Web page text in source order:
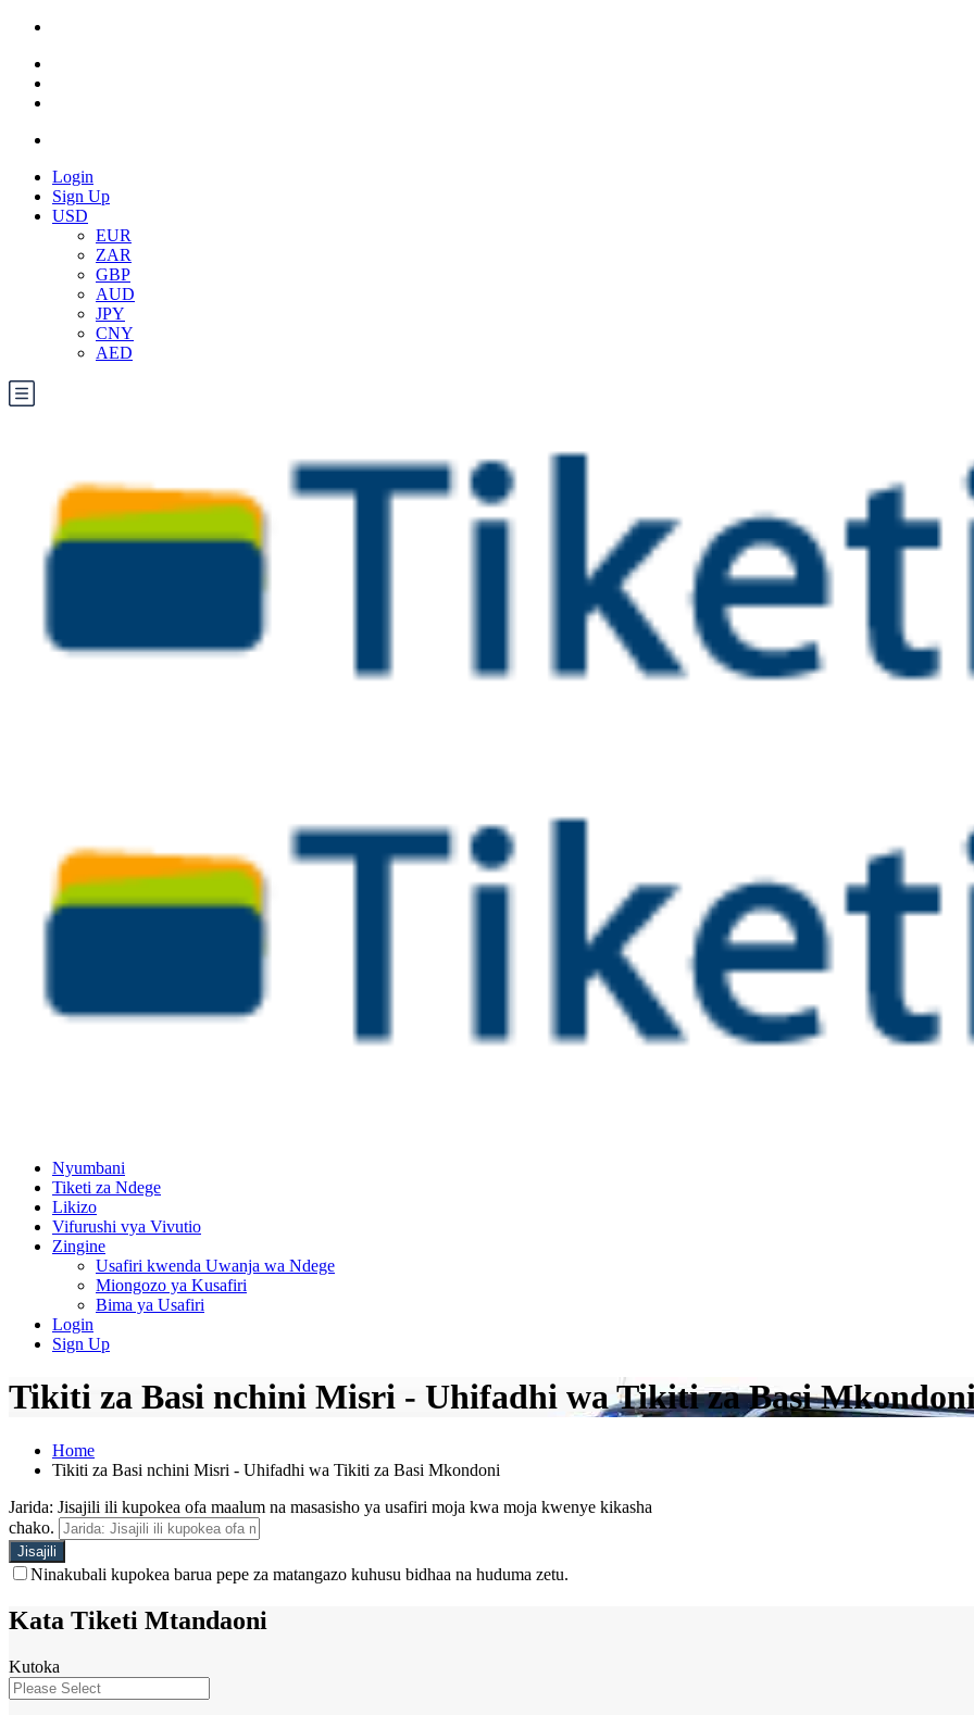
Login
Sign Up
USD
EUR
ZAR
GBP
AUD
JPY
CNY
AED
Nyumbani
Tiketi za Ndege
Likizo
Vifurushi vya Vivutio
Zingine
Usafiri kwenda Uwanja wa Ndege
Miongozo ya Kusafiri
Bima ya Usafiri
Login
Sign Up
Tikiti za Basi nchini Misri - Uhifadhi wa Tikiti za Basi
Home
Tikiti za Basi nchini Misri - Uhifadhi wa Tikiti za Basi Mkondoni
Jarida: Jisajili ili kupokea ofa maalum na masasisho ya usafiri moja kwa moja kwenye kikasha
chako.
Ninakubali kupokea barua pepe za matangazo kuhusu bidhaa na huduma zetu.
Kata Tiketi Mtandaoni
Kutoka